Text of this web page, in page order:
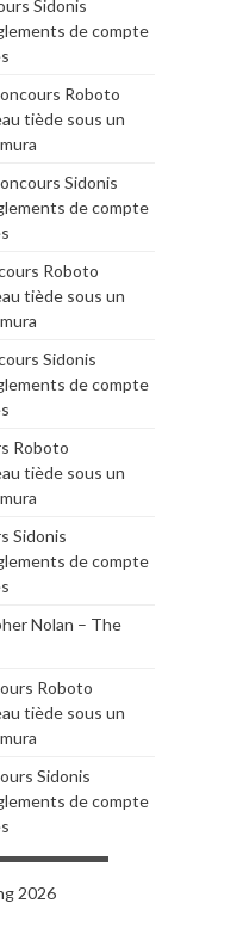
Sidonis
de compte
Roboto
tiède sous un
Sidonis
de compte
Roboto
tiède sous un
Sidonis
de compte
Roboto
tiède sous un
Sidonis
de compte
Nolan – The
Roboto
tiède sous un
Sidonis
de compte
2026